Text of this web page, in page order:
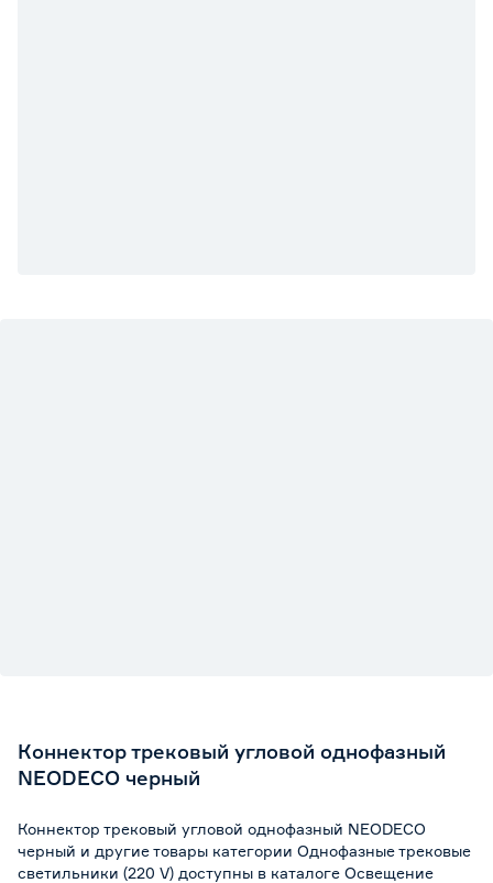
Коннектор трековый угловой однофазный
NEODECO черный
Коннектор трековый угловой однофазный NEODECO
черный и другие товары категории Однофазные трековые
светильники (220 V) доступны в каталоге Освещение